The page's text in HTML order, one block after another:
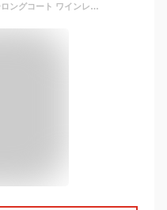
レディース ロングコート レザーロングコート ワインレッド アイボリー ブラック カーキ シンプルなデザイン